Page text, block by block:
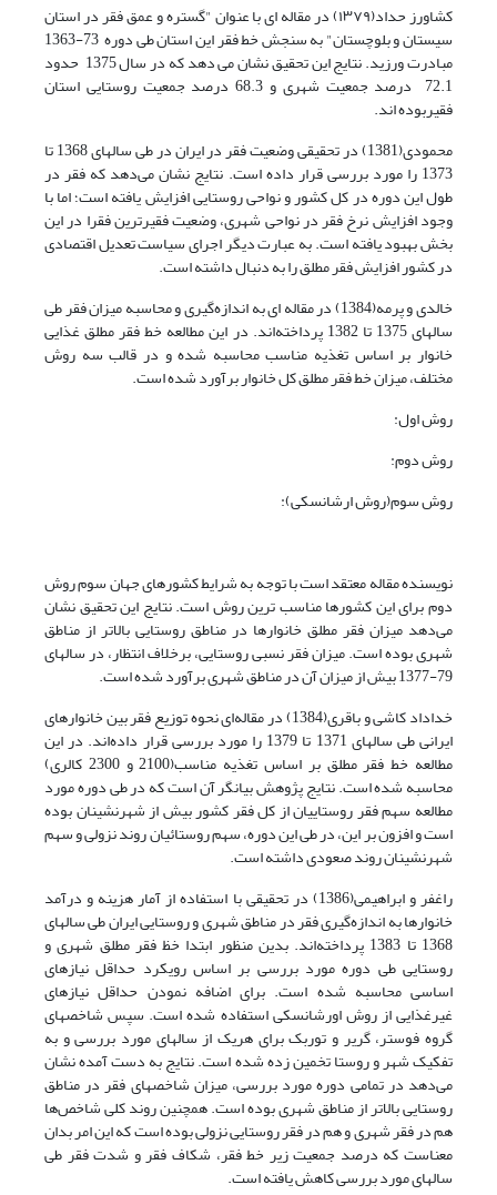
کشاورز حداد(١٣٧٩) در مقاله ای با عنوان "گستره و عمق فقر در استان
سیستان و بلوچستان" به سنجش خط فقر این استان طی دوره 73-1363
مبادرت ورزید. نتایج این تحقیق نشان می دهد که در سال 1375 حدود
72.1 درصد جمعیت شهری و 68.3 درصد جمعیت روستایی استان
فقیربوده اند.
محمودی(1381) در تحقیقی وضعیت فقر در ایران در طی سالهای 1368 تا
1373 را مورد بررسی قرار داده است. نتایج نشان می‌دهد که فقر در
طول این دوره در کل کشور و نواحی روستایی افزایش یافته است؛ اما با
وجود افزایش نرخ فقر در نواحی شهری، وضعیت فقیرترین فقرا در این
بخش بهبود یافته است. به عبارت دیگر اجرای سیاست تعدیل اقتصادی
در کشور افزایش فقر مطلق را به دنبال داشته است.
خالدی و پرمه(1384) در مقاله ای به اندازه‌گیری و محاسبه میزان فقر طی
سالهای 1375 تا 1382 پرداخته‌اند. در این مطالعه خط فقر مطلق غذایی
خانوار بر اساس تغذیه مناسب محاسبه شده و در قالب سه روش
مختلف، میزان خط فقر مطلق کل خانوار برآورد شده است.
روش اول:
روش دوم:
روش سوم(روش ارشانسکی):
نویسنده مقاله معتقد است با توجه به شرایط کشورهای جهان سوم روش
دوم برای این کشورها مناسب ترین روش است. نتایج این تحقیق نشان
می‌دهد میزان فقر مطلق خانوارها در مناطق روستایی بالاتر از مناطق
شهری بوده است. میزان فقر نسبی روستایی، برخلاف انتظار، در سالهای
79-1377 بیش از میزان آن در مناطق شهری برآورد شده است.
خداداد کاشی و باقری(1384) در مقاله‌ای نحوه توزیع فقر بین خانوارهای
ایرانی طی سالهای 1371 تا 1379 را مورد بررسی قرار داده‌اند. در این
مطالعه خط فقر مطلق بر اساس تغذیه مناسب(2100 و 2300 کالری)
محاسبه شده است. نتایج پژوهش بیانگر آن است که در طی دوره مورد
مطالعه سهم فقر روستاییان از کل فقر کشور بیش از شهرنشینان بوده
است و افزون بر این، در طی این دوره، سهم روستائیان روند نزولی و سهم
شهرنشینان روند صعودی داشته است.
راغفر و ابراهیمی(1386) در تحقیقی با استفاده از آمار هزینه و درآمد
خانوارها به اندازه‌گیری فقر در مناطق شهری و روستایی ایران طی سالهای
1368 تا 1383 پرداخته‌اند. بدین منظور ابتدا خظ فقر مطلق شهری و
روستایی طی دوره مورد بررسی بر اساس رویکرد حداقل نیازهای
اساسی محاسبه شده است. برای اضافه نمودن حداقل نیازهای
غیرغذایی از روش اورشانسکی استفاده شده است. سپس شاخصهای
گروه فوستر، گریر و توربک برای هریک از سالهای مورد بررسی و به
تفکیک شهر و روستا تخمین زده شده است. نتایج به دست آمده نشان
می‌دهد در تمامی دوره مورد بررسی، میزان شاخصهای فقر در مناطق
روستایی بالاتر از مناطق شهری بوده است. همچنین روند کلی شاخص‌ها
هم در فقر شهری و هم در فقر روستایی نزولی بوده است که این امر بدان
معناست که درصد جمعیت زیر خط فقر، شکاف فقر و شدت فقر طی
سالهای مورد بررسی کاهش یافته است.